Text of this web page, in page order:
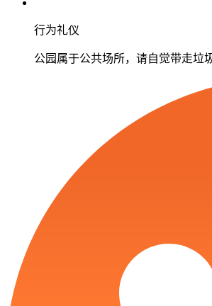
行为礼仪
公园属于公共场所，请自觉带走垃